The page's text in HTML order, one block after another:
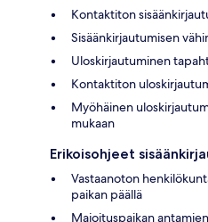
Kontaktiton
Sisäänkirjautumisen
Uloskirjautuminen
Kontaktiton
Myöhäinen
mukaan
Erikoisohjeet
Vastaanoton
paikan päällä
Majoituspaikan